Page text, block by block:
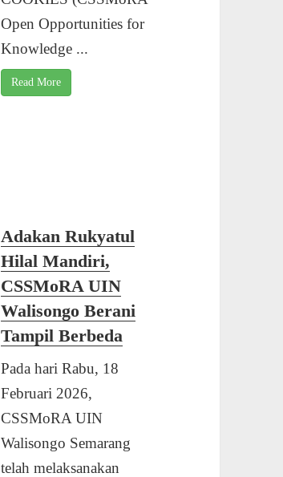
Open Opportunities for
Knowledge ...
Read More
Adakan Rukyatul
Hilal Mandiri,
CSSMoRA UIN
Walisongo Berani
Tampil Berbeda
Pada hari Rabu, 18
Februari 2026,
CSSMoRA UIN
Walisongo Semarang
telah melaksanakan